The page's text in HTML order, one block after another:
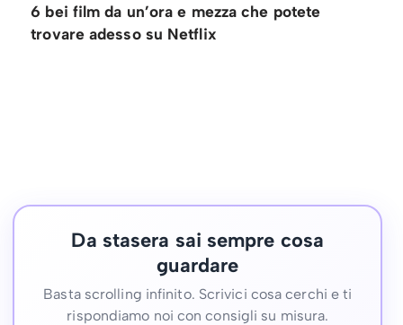
6 bei film da un’ora e mezza che potete
trovare adesso su Netflix
Da stasera sai sempre cosa
guardare
Basta scrolling infinito. Scrivici cosa cerchi e ti
rispondiamo noi con consigli su misura.